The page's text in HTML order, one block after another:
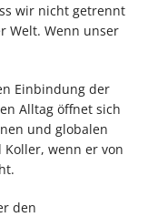
wir nicht getrennt
Welt. Wenn unser
Einbindung der
Alltag öffnet sich
und globalen
Koller, wenn er von
den